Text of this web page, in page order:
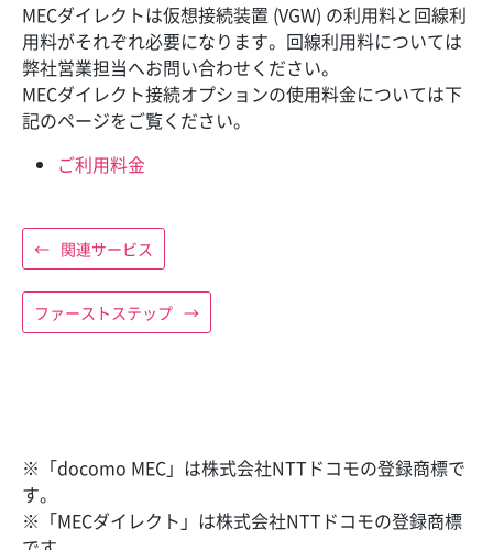
MECダイレクトは仮想接続装置 (VGW) の利用料と回線利
用料がそれぞれ必要になります。回線利用料については
弊社営業担当へお問い合わせください。
MECダイレクト接続オプションの使用料金については下
記のページをご覧ください。
ご利用料金
← 関連サービス
ファーストステップ →
※「docomo MEC」は株式会社NTTドコモの登録商標で
す。
※「MECダイレクト」は株式会社NTTドコモの登録商標